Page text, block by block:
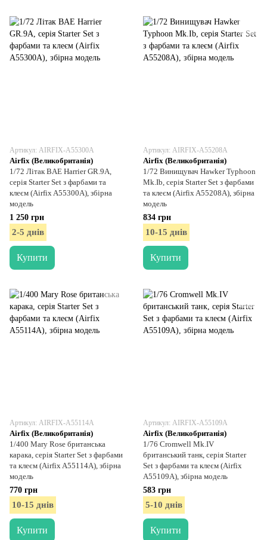
Артикул: AIRFIX-A55300A
Airfix (Великобританія)
1/72 Літак BAE Harrier GR.9A,
серія Starter Set з фарбами та
клеєм (Airfix A55300A), збірна
модель
1 250 грн
2-5 днів
Купити
Артикул: AIRFIX-A55208A
Airfix (Великобританія)
1/72 Винищувач Hawker Typhoon
Mk.Ib, серія Starter Set з фарбами
та клеєм (Airfix A55208A), збірна
модель
834 грн
10-15 днів
Купити
Артикул: AIRFIX-A55114A
Airfix (Великобританія)
1/400 Mary Rose британська
карака, серія Starter Set з фарбами
та клеєм (Airfix A55114A), збірна
модель
770 грн
10-15 днів
Купити
Артикул: AIRFIX-A55109A
Airfix (Великобританія)
1/76 Cromwell Mk.IV
британський танк, серія Starter
Set з фарбами та клеєм (Airfix
A55109A), збірна модель
583 грн
5-10 днів
Купити